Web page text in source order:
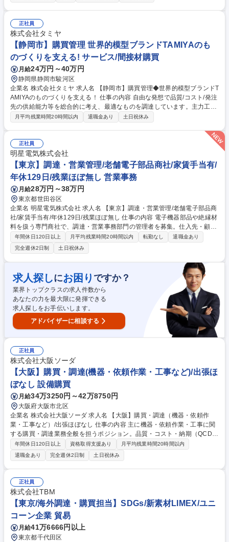
ーンの最適化を担います。 【具体的には】■調達・購買戦略の策定 ■委託
先選定および管理 ■各種契約締結・価格交渉 ■原価見積もり作成・低減活
動 ■担当商品のQCD最適化 ■輸出入含む国内外輸送の手配・最適物流の構
中国語を活かせる
正社員
株式会社タミヤ
【静岡市】購買管理 世界的模型ブランドTAMIYAのも
のづくりを支える! サービス/間接材購買
月給24万円～40万円
静岡県静岡市駿河区
企業名 株式会社タミヤ 求人名 【静岡市】購買管理◆世界的模型ブランドT
AMIYAのものづくりを支える！ 仕事の内容 自由な発想で品質/コスト/発注
先の供給能力等を総合的に考え、最適なものを調達しています。主力工場
であるタミヤフィリピンや、購買拠点であるタミヤ香港との繋がりも強
品、ゴム部品、電子部品、塗料、工具などタミヤ製品に使われる部品の調
達業務 ■国内・海外メーカーへの発注、納期管理、価格交渉 ■新規仕入先
の調査・開拓、納期・価格交渉 ■新製品開発時の部品調達計画立案、実施
■自社フィリピン工場への部品配送手配、輸出入関連業務 募集職種 【静岡
市】購買管理◆世界的模型ブランドTAMIYAのものづくりを支える！
月平均残業時間20時間以内 退職金あり 土日祝休み
正社員
明星電気株式会社
【東京】調達・営業管理/老舗電子部品商社/家賃手当有/
年休129日/残業ほぼ無し 営業事務
月給28万円～38万円
東京都世田谷区
企業名 明星電気株式会社 求人名 【東京】調達・営業管理/老舗電子部品商
社/家賃手当有/年休129日/残業ほぼ無し 仕事の内容 電子機器部品や絶縁材
料を扱う専門商社で、調達・営業事務部門の管理者を募集。仕入先・顧客
との調整や原価・納期管理、メンバー育成を通じて、事業運営を支えてい
ただきます。 【詳細】■仕入先との納期調整・価格交渉・発注業務 ■加工
手配や配先を含む受発注・営業事務の管理 ■原価・在庫・売上管理などの
管理業務 ■営業・製造など社内関係部署との調整業務 ■20代～50代の担当
や主任の営業事務メンバーを育成・業務管理 ■業務改善や業務フローの見
直し・効率化推進 募集職種 【東京】調達・営業管理/老舗電子部品商社/家
賃手当有/年休129日/残業ほぼ無し
年間休日120日以上 月平均残業時間20時間以内 転勤なし
退職金あり
完全週休2日制
土日祝休み
求人探しにお困り ですか？
業界トップクラスの求人件数から
あなたの力を最大限に発揮できる
求人探しをお手伝いします。
アドバイザーに相談する
正社員
株式会社大阪ソーダ
【大阪】購買・調達(機器・依頼作業・工事など)/出張ほ
ぼなし 設備購買
月給34万3250円～42万8750円
大阪府大阪市北区
企業名 株式会社大阪ソーダ 求人名 【大阪】購買・調達（機器・依頼作
業・工事など）/出張ほぼなし 仕事の内容 主に機器・依頼作業・工事に関
する購買・調達業務全般を担うポジション。品質・コスト・納期（QCD）
の最適化を図りつつ、サプライヤーとの関係構築と円滑な社内調整を行い
ます。 仕入先の選定・評価・価格交渉をはじめ、見積取得とコスト分析、
発注・納期管理、新規調達先の開拓などを幅広く担当します。社内（生
産・品質・経理などの各部署）および、社外（機器メーカー、工事業者、
エンジニアリング会社など）の多岐にわたる関係者と折衝を行い、自社の
製造基盤を支える重要な役割です。 募集職種 【大阪】購買・調達（機
器・依頼作業・工事など）/出張ほぼなし
年間休日120日以上 資格取得支援あり
月平均残業時間20時間以内
退職金あり
完全週休2日制 土日祝休み
正社員
株式会社TBM
【東京/海外調達・購買担当】SDGs/新素材LIMEX/ユニ
コーン企業 貿易
月給41万6666円以上
東京都千代田区